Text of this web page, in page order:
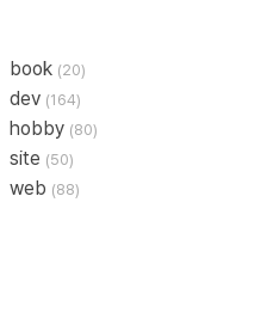
book (20)
dev (164)
hobby (80)
site (50)
web (88)